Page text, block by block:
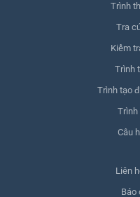
Trình
Tra
Kiểm
Trình
Trình tạo
Trình
Câu
Liên
Báo